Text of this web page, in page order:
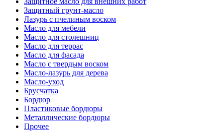
Защитный грунт-масло
Лазурь с пчелиным воском
Масло для мебели
Масло для столешниц
Масло для террас
Масло для фасада
Масло с твердым воском
Масло-лазурь для дерева
Масло-уход
Брусчатка
Бордюр
Пластиковые бордюры
Металлические бордюры
Прочее